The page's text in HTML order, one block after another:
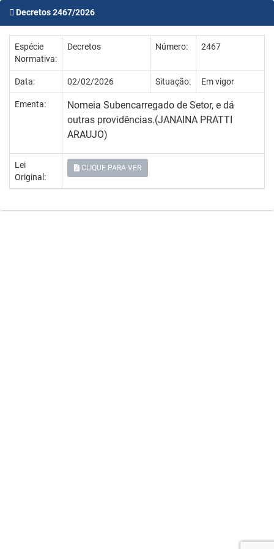
Decretos 2467/2026
Espécie
Normativa:
Decretos Número: 2467
Data: 02/02/2026 Situação: Em vigor
Ementa:
Nomeia Subencarregado de Setor, e dá
outras providências.(JANAINA PRATTI
ARAUJO)
Lei
Original:
CLIQUE PARA VER